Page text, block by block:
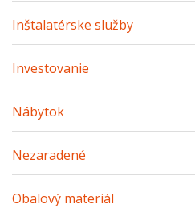
Inštalatérske služby
Investovanie
Nábytok
Nezaradené
Obalový materiál